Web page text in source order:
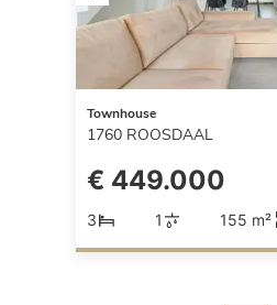
Townhouse
1760 ROOSDAAL
€ 449.000
3 1 155 m²